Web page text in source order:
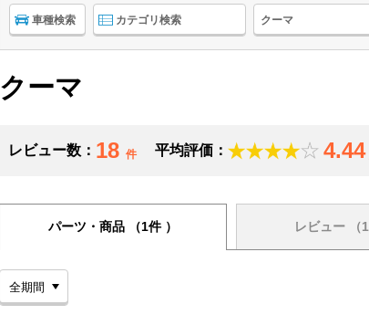
車種検索 カテゴリ検索 クーマ
クーマ
レビュー数： 18 件 平均評価： 4.44
パーツ・商品 （1件 ） レビュー （